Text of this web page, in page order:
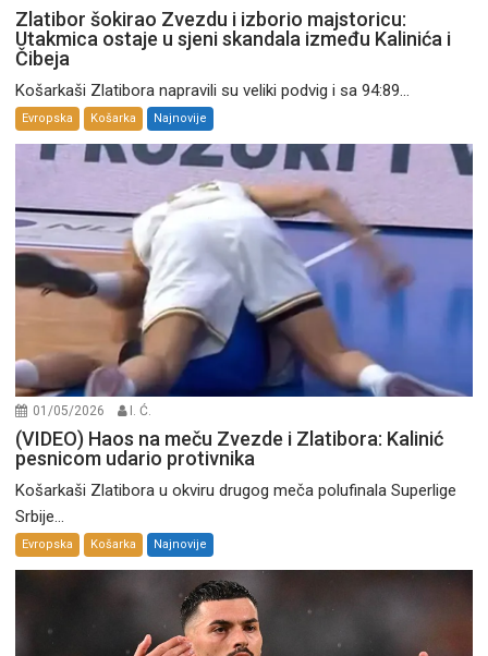
Zlatibor šokirao Zvezdu i izborio majstoricu:
Utakmica ostaje u sjeni skandala između Kalinića i
Čibeja
Košarkaši Zlatibora napravili su veliki podvig i sa 94:89...
Evropska Košarka Najnovije
01/05/2026 I. Ć.
(VIDEO) Haos na meču Zvezde i Zlatibora: Kalinić
pesnicom udario protivnika
Košarkaši Zlatibora u okviru drugog meča polufinala Superlige
Srbije...
Evropska Košarka Najnovije